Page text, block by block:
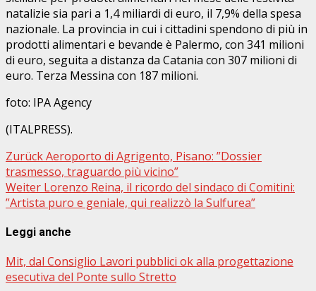
natalizie sia pari a 1,4 miliardi di euro, il 7,9% della spesa
nazionale. La provincia in cui i cittadini spendono di più in
prodotti alimentari e bevande è Palermo, con 341 milioni
di euro, seguita a distanza da Catania con 307 milioni di
euro. Terza Messina con 187 milioni.
foto: IPA Agency
(ITALPRESS).
Beitragsnavigation
ZurückAeroporto di Agrigento, Pisano: ”Dossier
trasmesso, traguardo più vicino”
Weiter Lorenzo Reina, il ricordo del sindaco di Comitini:
”Artista puro e geniale, qui realizzò la Sulfurea”
Leggi anche
Mit, dal Consiglio Lavori pubblici ok alla progettazione
esecutiva del Ponte sullo Stretto